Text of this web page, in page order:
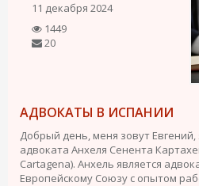
11 декабря 2024
1449
20
АДВОКАТЫ В ИСПАНИИ
Добрый день, меня зовут
адвоката Анхеля Сенента
Cartagena). Анхель является
Европейскому Союзу с опытом